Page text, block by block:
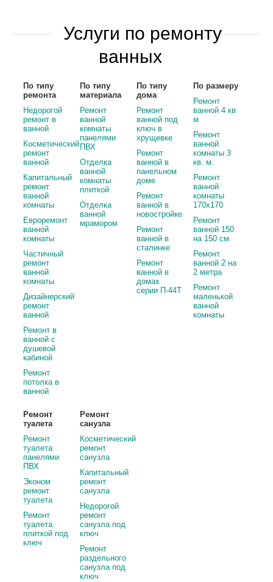
Услуги по ремонту
ванных
По типу
ремонта
Недорогой
ремонт в
ванной
Косметический
ремонт
ванной
Капитальный
ремонт
ванной
комнаты
Евроремонт
ванной
комнаты
Частичный
ремонт
ванной
комнаты
Дизайнерский
ремонт
ванной
Ремонт в
ванной с
душевой
кабиной
Ремонт
потолка в
ванной
По типу
материала
Ремонт
ванной
комнаты
панелями
ПВХ
Отделка
ванной
комнаты
плиткой
Отделка
ванной
мрамором
По типу
дома
Ремонт
ванной под
ключ в
хрущевке
Ремонт
ванной в
панельном
доме
Ремонт
ванной в
новостройке
Ремонт
ванной в
сталинке
Ремонт
ванной в
домах
серии П-44Т
По размеру
Ремонт
ванной 4 кв
м
Ремонт
ванной
комнаты 3
кв. м.
Ремонт
ванной
комнаты
170х170
Ремонт
ванной 150
на 150 см
Ремонт
ванной 2 на
2 метра
Ремонт
маленькой
ванной
комнаты
Ремонт
туалета
Ремонт
туалета
панелями
ПВХ
Эконом
ремонт
туалета
Ремонт
туалета
плиткой под
ключ
Ремонт
санузла
Косметический
ремонт
санузла
Капитальный
ремонт
санузла
Недорогой
ремонт
санузла под
ключ
Ремонт
раздельного
санузла под
ключ